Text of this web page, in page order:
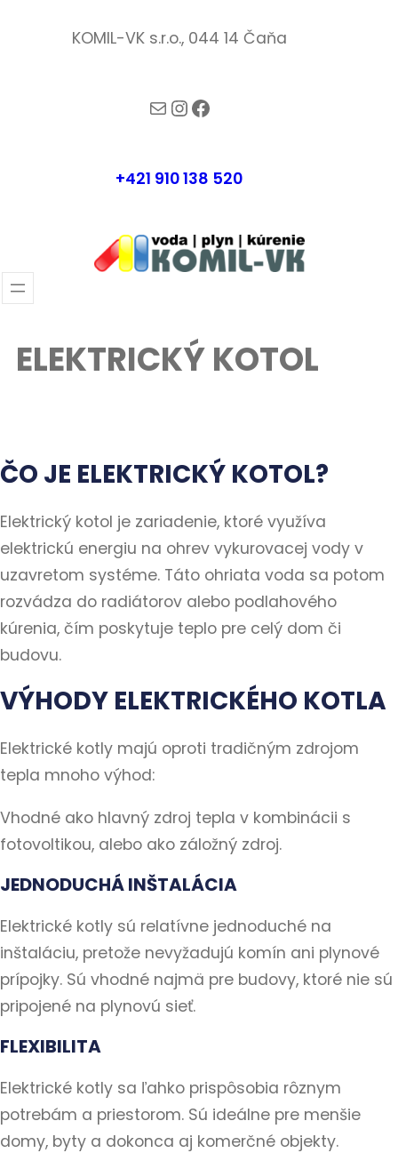
KOMIL-VK s.r.o., 044 14 Čaňa
komil-vk@komilvk.sk
Instagram
Facebook
+421 910 138 520
ELEKTRICKÝ KOTOL
ČO JE ELEKTRICKÝ KOTOL?
Elektrický kotol je zariadenie, ktoré využíva
elektrickú energiu na ohrev vykurovacej vody v
uzavretom systéme. Táto ohriata voda sa potom
rozvádza do radiátorov alebo podlahového
kúrenia, čím poskytuje teplo pre celý dom či
budovu.
VÝHODY ELEKTRICKÉHO KOTLA
Elektrické kotly majú oproti tradičným zdrojom
tepla mnoho výhod:
Vhodné ako hlavný zdroj tepla v kombinácii s
fotovoltikou, alebo ako záložný zdroj.
JEDNODUCHÁ INŠTALÁCIA
Elektrické kotly sú relatívne jednoduché na
inštaláciu, pretože nevyžadujú komín ani plynové
prípojky. Sú vhodné najmä pre budovy, ktoré nie sú
pripojené na plynovú sieť.
FLEXIBILITA
Elektrické kotly sa ľahko prispôsobia rôznym
potrebám a priestorom. Sú ideálne pre menšie
domy, byty a dokonca aj komerčné objekty.